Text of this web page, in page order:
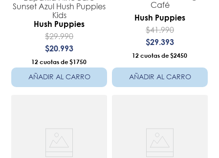
Sunset Azul Hush Puppies
Kids
Hush Puppies
$29.990
$20.993
12 $1750
AÑADIR AL CARRO
Café
Hush Puppies
$41.990
$29.393
12 $2450
AÑADIR AL CARRO